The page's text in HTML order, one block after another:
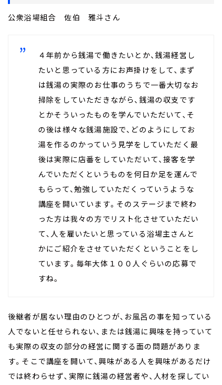
公衆浴場組合 佐伯 雅斗さん
４年前から銭湯で働きたいとか、銭湯経営し
たいと思っている方にお声掛けをして、まず
は銭湯の実際のお仕事のうちで一番大切なお
掃除をしていただきながら、銭湯の収支です
とかそういったものを学んでいただいて、そ
の後は様々な銭湯施設で、どのようにしてお
湯を作るのかっていう見学をしていただく最
後は実際に店番をしていただいて、接客を学
んでいただくというものを何日か足を運んで
もらって、勉強していただくっていうような
講座を開いています。そのステージまで終わ
った方は我々の方でリスト化させていただい
て、人を雇いたいと思っている浴場主さんと
かにご紹介をさせていただくということをし
ています。毎年大体１００人ぐらいの応募で
すね。
後継者が居ない理由のひとつが、お風呂の事を知っている
人でないと任せられない、または銭湯に興味を持っていて
も実際の収支の部分の経営に関する面の問題がありま
す。そこで講座を開いて、興味がある人を興味があるだけ
では終わらせず、実際に銭湯の経営者や、人材を探してい